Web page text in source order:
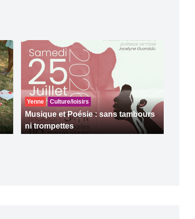
Yenne Culture/loisirs
Musique et Poésie : sans tambours
ni trompettes